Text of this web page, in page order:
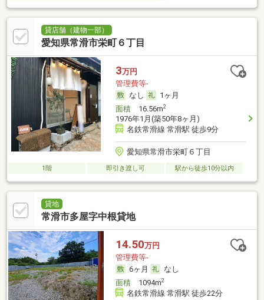
貸店舗（建物一部）
愛知県常滑市栄町６丁目
3万円
管理費等-
なし
1ヶ月
面積16.56m2
1976年1月(築50年8ヶ月)
名鉄常滑線 常滑駅 徒歩9分
愛知県常滑市栄町６丁目
1階 即引き渡し可 駅から徒歩10分以内
貸地
常滑市多屋字中根貸地
14.50万円
管理費等-
6ヶ月
なし
面積1094m2
名鉄常滑線 常滑駅 徒歩22分